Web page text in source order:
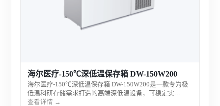
海尔医疗-150℃深低温保存箱 DW-150W200
海尔医疗-150℃深低温保存箱 DW-150W200是一款专为极
低温科研存储需求打造的高端深低温设备，可稳定实
现-150℃环境控制，适用于珍稀生物样本与关键科研材料
查看详情 →